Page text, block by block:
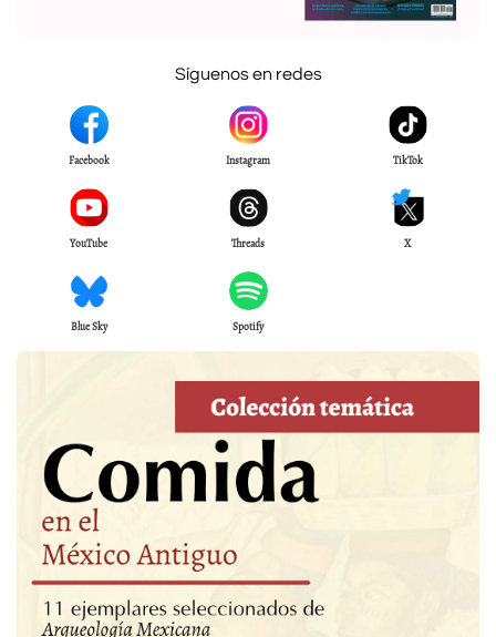
Síguenos en redes
Facebook Instagram TikTok
YouTube Threads X
Blue Sky Spotify